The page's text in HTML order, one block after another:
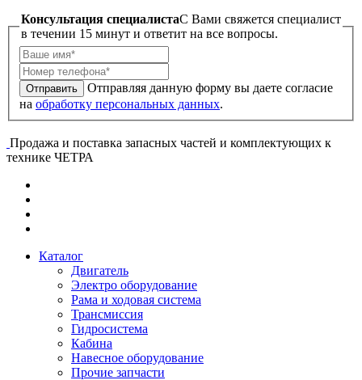
Консультация специалистаC Вами свяжется специалист
в течении 15 минут и ответит на все вопросы.
Отправить
Отправляя данную форму вы даете согласие
на обработку персональных данных.
Продажа и поставка запасных частей и комплектующих к
технике ЧЕТРА
Каталог
Двигатель
Электро оборудование
Рама и ходовая система
Трансмиссия
Гидросистема
Кабина
Навесное оборудование
Прочие запчасти